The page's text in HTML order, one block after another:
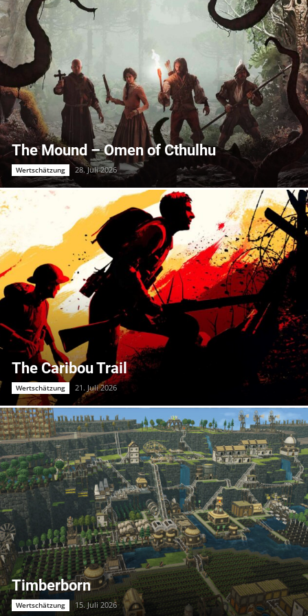
The Mound – Omen of Cthulhu
Wertschätzung 28. Juli 2026
The Caribou Trail
Wertschätzung 21. Juli 2026
Timberborn
Wertschätzung 15. Juli 2026